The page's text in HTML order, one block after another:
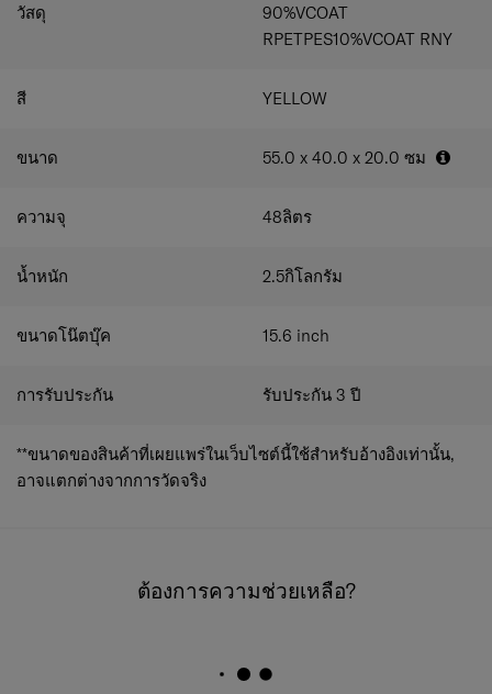
ได้ง่าย สะดวกทุกการใช้งาน
หยิบของได้สะดวก รวดเร็ว
สายรัดภายนอกแบบ Compressionลดขนาดสัมภาระ
ปกป้องของสำคัญจากละอองน้ำและฝน
กระเป๋าหลังเพื่อความปลอดภัยซ่อนของมีค่าได้อย่าง
โลโก้สะท้อนแสง
เพิ่มความปลอดภัยและโดดเด่นในทุก
การเดินทาง
ประสิทธิภาพในหนึ่งเดียว
วัสดุ
90%VCOAT
RPETPES10%VCOAT RNY
สี YELLOW
ขนาด 55.0 x 40.0 x 20.0 ซม
ความจุ 48ลิตร
น้ำหนัก 2.5กิโลกรัม
ขนาดโน๊ตบุ๊ค 15.6 inch
การรับประกัน รับประกัน 3 ปี
**ขนาดของสินค้าที่เผยแพร่ในเว็บไซต์นี้ใช้สำหรับอ้างอิงเท่านั้น,
อาจแตกต่างจากการวัดจริง
ต้องการความช่วยเหลือ?